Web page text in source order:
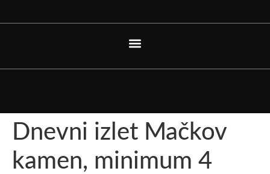
Dnevni izlet Mačkov
kamen, minimum 4